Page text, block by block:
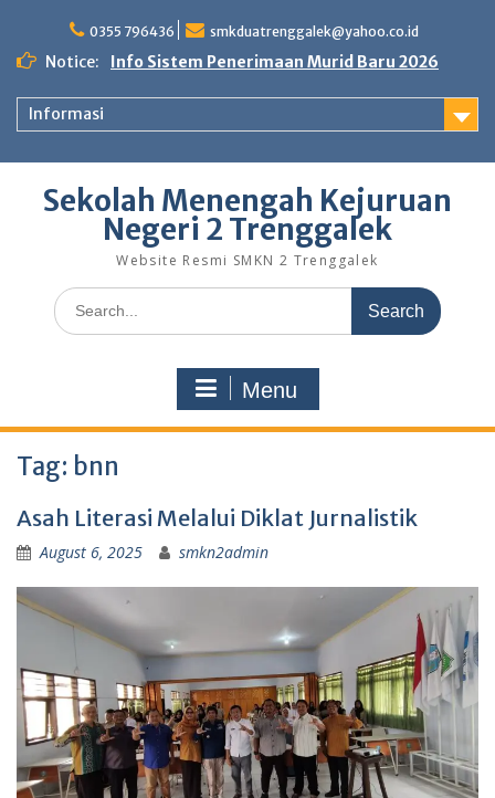
content
0355 796436 smkduatrenggalek@yahoo.co.id
Notice: Info Sistem Penerimaan Murid Baru 2026
Informasi
Sekolah Menengah Kejuruan
Negeri 2 Trenggalek
Website Resmi SMKN 2 Trenggalek
Search
for:
Menu
Tag: bnn
Asah Literasi Melalui Diklat Jurnalistik
August 6, 2025 smkn2admin